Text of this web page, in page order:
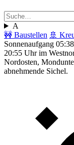
A
🚧 Baustellen 🚢
Sonnenaufgang
20:55 Uhr im
Nordosten,
abnehmende Sichel.